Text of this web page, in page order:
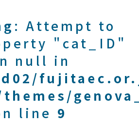
: Attempt to
"cat_ID"
null in
line 9